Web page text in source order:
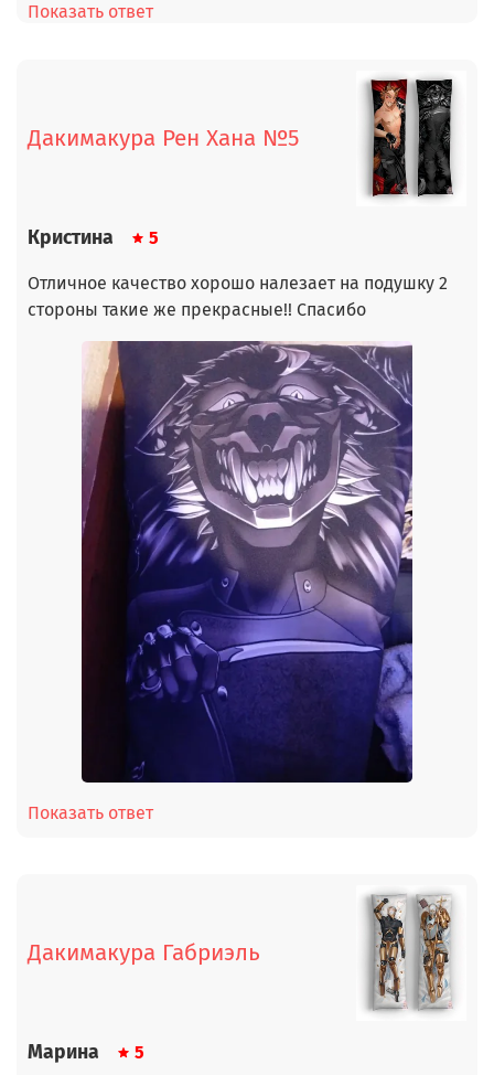
Показать ответ
Дакимакура Рен Хана №5
Кристина 5
Отличное качество хорошо налезает на подушку 2
стороны такие же прекрасные!! Спасибо
Показать ответ
Дакимакура Габриэль
Марина 5